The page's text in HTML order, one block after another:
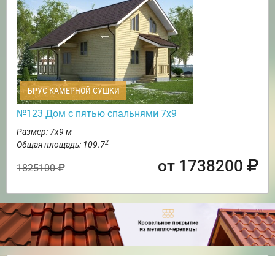
БРУС КАМЕРНОЙ СУШКИ
№123 Дом с пятью спальнями 7х9
Размер: 7х9 м
Общая площадь: 109.72
1825100 от 1738200